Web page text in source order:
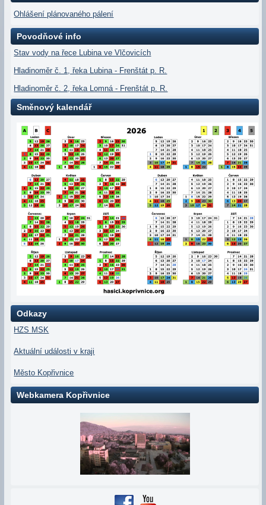
Ohlášení plánovaného pálení
Povodňové info
Stav vody na řece Lubina ve Vlčovicích
Hladinoměr č. 1, řeka Lubina - Frenštát p. R.
Hladinoměr č. 2, řeka Lomná - Frenštát p. R.
Směnový kalendář
Odkazy
HZS MSK
Aktuální události v kraji
Město Kopřivnice
Webkamera Kopřivnice